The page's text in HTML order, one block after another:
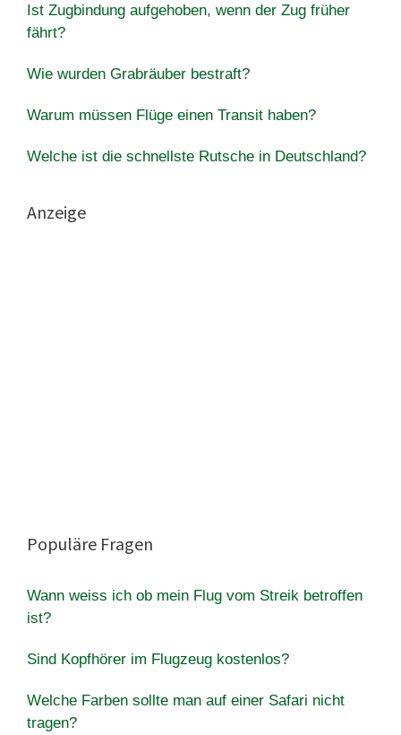
Ist Zugbindung aufgehoben, wenn der Zug früher
fährt?
Wie wurden Grabräuber bestraft?
Warum müssen Flüge einen Transit haben?
Welche ist die schnellste Rutsche in Deutschland?
Anzeige
Populäre Fragen
Wann weiss ich ob mein Flug vom Streik betroffen
ist?
Sind Kopfhörer im Flugzeug kostenlos?
Welche Farben sollte man auf einer Safari nicht
tragen?